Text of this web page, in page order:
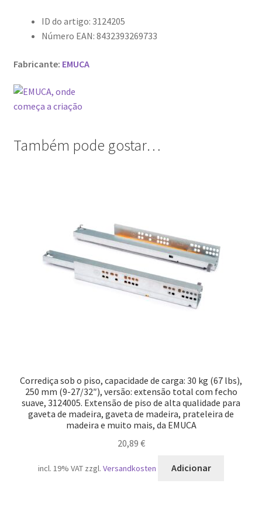
ID do artigo: 3124205
Número EAN: 8432393269733
Fabricante: EMUCA
Também pode gostar…
Corrediça sob o piso, capacidade de carga: 30 kg (67 lbs),
250 mm (9-27/32″), versão: extensão total com fecho
suave, 3124005. Extensão de piso de alta qualidade para
gaveta de madeira, gaveta de madeira, prateleira de
madeira e muito mais, da EMUCA
20,89 €
incl. 19% VAT zzgl. Versandkosten Adicionar